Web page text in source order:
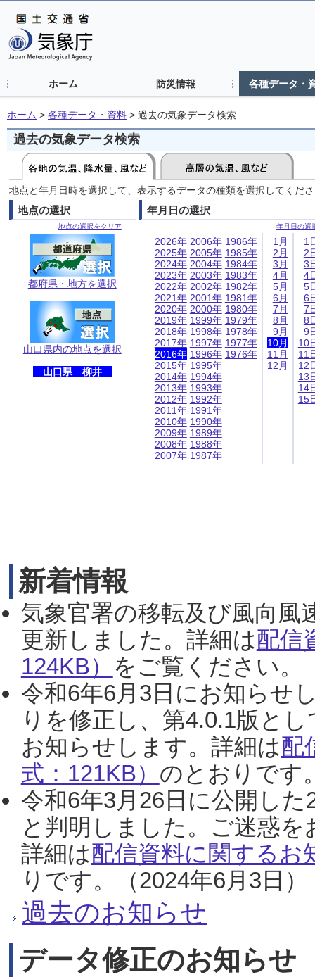
ホーム 防災情報 各種データ・
ホーム > 各種データ・資料 > 過去の気象データ検索
過去の気象データ検索
地点と年月日時を選択して、表示するデータの種類を選択してくだ
地点の選択
地点の選択をクリア
都府県・地方を選択
山口県内の地点を選択
山口県 柳井
年月日の選択
年月日の選
2026年
2025年
2024年
2023年
2022年
2021年
2020年
2019年
2018年
2017年
2016年
2015年
2014年
2013年
2012年
2011年
2010年
2009年
2008年
2007年
2006年
2005年
2004年
2003年
2002年
2001年
2000年
1999年
1998年
1997年
1996年
1995年
1994年
1993年
1992年
1991年
1990年
1989年
1988年
1987年
1986年
1985年
1984年
1983年
1982年
1981年
1980年
1979年
1978年
1977年
1976年
1月
2月
3月
4月
5月
6月
7月
8月
9月
10月
11月
12月
1
2
3
4
5
6
7
8
9
10
11
12
13
14
15
新着情報
気象官署の移転及び風向風
更新しました。詳細は配信
124KB） をご覧ください。
令和6年6月3日にお知らせ
りを修正し、第4.0.1版と
お知らせします。詳細は配
式：121KB） のとおりです
令和6年3月26日に公開し
と判明しました。ご迷惑
詳細は配信資料に関するお
りです。（2024年6月3日）
過去のお知らせ
データ修正のお知らせ